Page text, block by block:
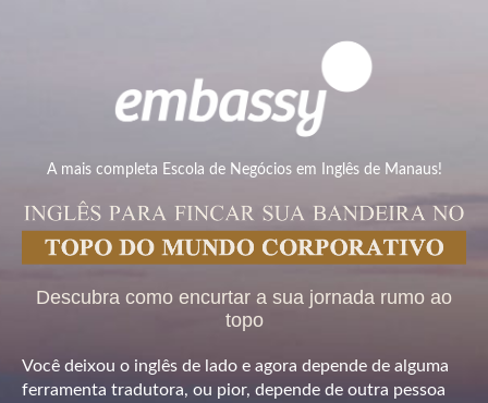
A mais completa Escola de Negócios em Inglês de Manaus!
Descubra como encurtar a sua jornada rumo ao
topo
Você deixou o inglês de lado e agora depende de alguma
ferramenta tradutora, ou pior, depende de outra pessoa